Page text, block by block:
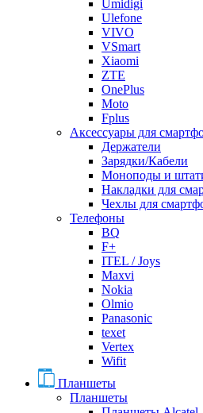
Umidigi
Ulefone
VIVO
VSmart
Xiaomi
ZTE
OnePlus
Moto
Fplus
Аксессуары для
Держатели
Зарядки/Кабели
Моноподы и
Накладки для
Чехлы для
Телефоны
BQ
F+
ITEL / Joys
Maxvi
Nokia
Olmio
Panasonic
texet
Vertex
Wifit
Планшеты
Планшеты